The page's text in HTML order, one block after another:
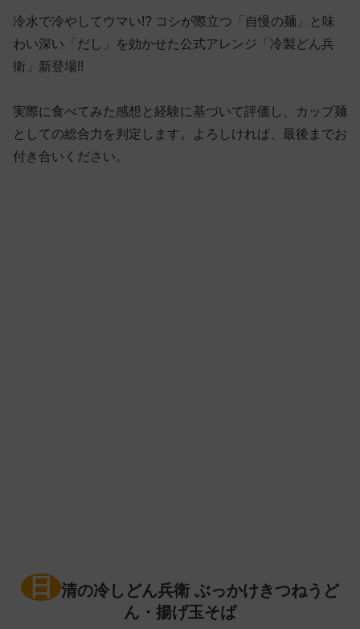
冷水で冷やしてウマい!? コシが際立つ「自慢の麺」と味
わい深い「だし」を効かせた公式アレンジ「冷製どん兵
衛」新登場!!
実際に食べてみた感想と経験に基づいて評価し、カップ麺
としての総合力を判定します。よろしければ、最後までお
付き合いください。
日
清の冷しどん兵衛 ぶっかけきつねうど
ん・揚げ玉そば